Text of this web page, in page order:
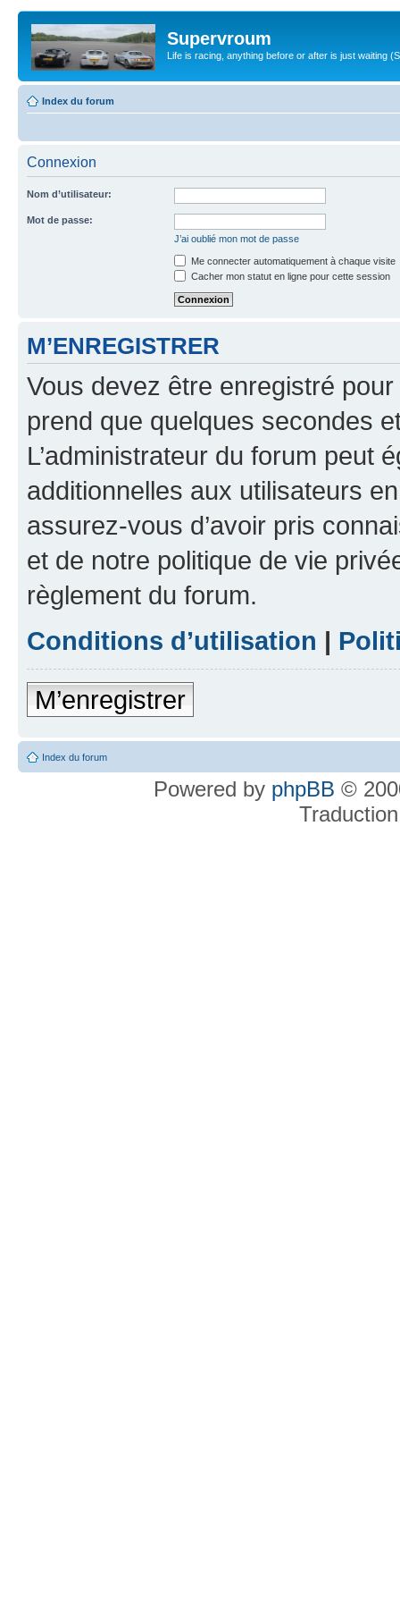
Supervroum
Life is racing, anything before or after is just waiting
Index du forum
Connexion
Nom d’utilisateur:
Mot de passe:
J’ai oublié mon mot de passe
Me connecter automatiquement à chaque visite
Cacher mon statut en ligne pour cette session
M’ENREGISTRER
Vous devez être enregistré
prend que quelques secondes
L’administrateur du forum peut
additionnelles aux utilisateurs
assurez-vous d’avoir pris
et de notre politique de vie
règlement du forum.
Conditions d’utilisation |
M’enregistrer
Index du forum
Powered by phpBB ©